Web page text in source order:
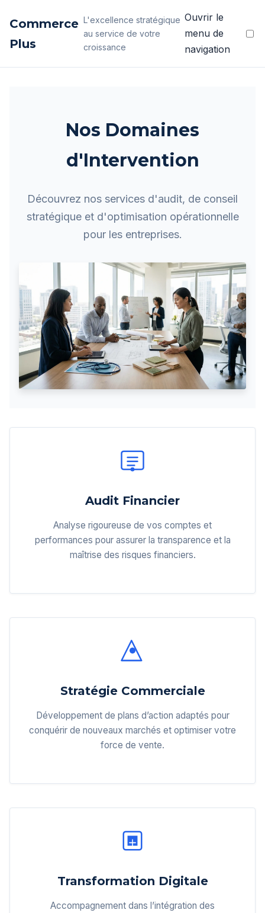
Commerce
Plus
L'excellence stratégique
au service de votre
croissance
Ouvrir le
menu de
navigation
Nos Domaines
d'Intervention
Découvrez nos services d'audit, de conseil
stratégique et d'optimisation opérationnelle
pour les entreprises.
Audit Financier
Analyse rigoureuse de vos comptes et
performances pour assurer la transparence et la
maîtrise des risques financiers.
Stratégie Commerciale
Développement de plans d’action adaptés pour
conquérir de nouveaux marchés et optimiser votre
force de vente.
Transformation Digitale
Accompagnement dans l’intégration des